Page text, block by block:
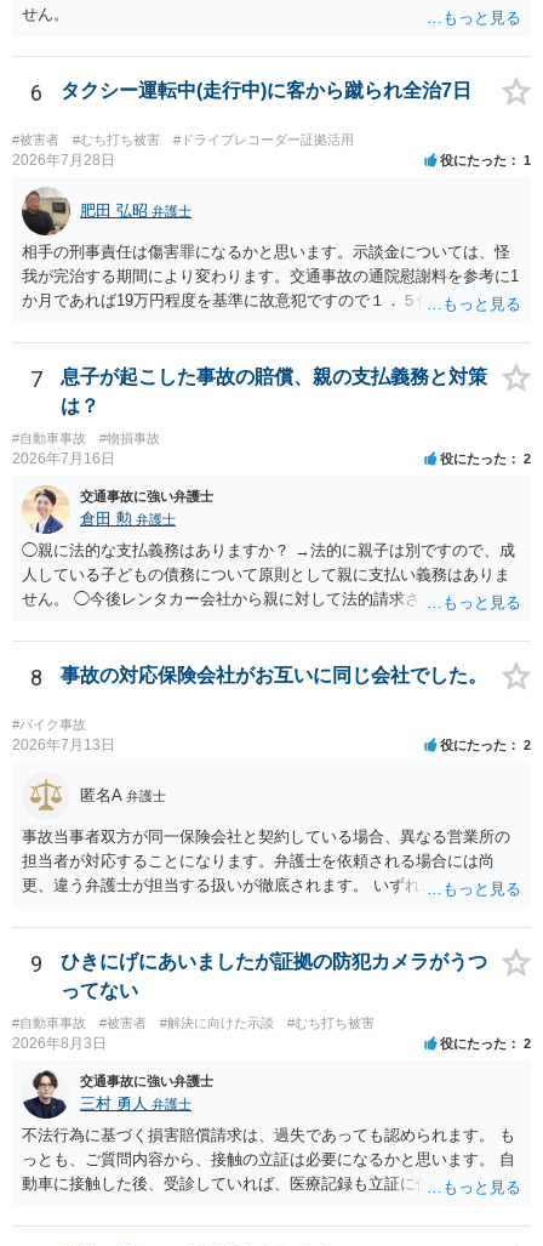
せん。
6 タクシー運転中(走行中)に客から蹴られ全治7日
#被害者 #むち打ち被害 #ドライブレコーダー証拠活用
2026年7月28日 役にたった 1
肥田 弘昭 弁護士
相手の刑事責任は傷害罪になるかと思います。示談金については、怪
我が完治する期間により変わります。交通事故の通院慰謝料を参考に1
か月であれば19万円程度を基準に故意犯ですので１．５倍か2倍程度す
上がるかと思います。ご参考にしてください。
7
息子が起こした事故の賠償、親の支払義務と対策
は？
#自動車事故 #物損事故
2026年7月16日 役にたった 2
交通事故に強い弁護士
倉田 勲 弁護士
◯親に法的な支払義務はありますか？ →法的に親子は別ですので、成
人している子どもの債務について原則として親に支払い義務はありま
せん。 ◯今後レンタカー会社から親に対して法的請求される可能性は
低いでしょう。 ◯親である私は今後どう対応すべきでしょうか？ →債
権者に対してご自身は支払いを拒み、請求するのであれば本人に対し
8 事故の対応保険会社がお互いに同じ会社でした。
#バイク事故
2026年7月13日 役にたった 2
匿名A 弁護士
事故当事者双方が同一保険会社と契約している場合、異なる営業所の
担当者が対応することになります。弁護士を依頼される場合には尚
更、違う弁護士が担当する扱いが徹底されます。 いずれにしても、交
9
ひきにげにあいましたが証拠の防犯カメラがうつ
ってない
#自動車事故 #被害者 #解決に向けた示談 #むち打ち被害
2026年8月3日 役にたった 2
交通事故に強い弁護士
三村 勇人 弁護士
不法行為に基づく損害賠償請求は、過失であっても認められます。 も
っとも、ご質問内容から、接触の立証は必要になるかと思います。 自
動車に接触した後、受診していれば、医療記録も立証に使えるかと思
士にご相談ください。